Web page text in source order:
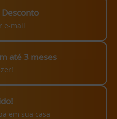
e-mail
até 3 meses
em sua casa